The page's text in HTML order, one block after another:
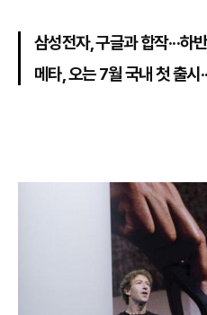
삼성전자, 구글과 합작···하
메타, 오는 7월 국내 첫 출시